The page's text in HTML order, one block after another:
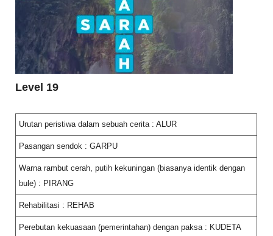
Level 19
Urutan peristiwa dalam sebuah cerita : ALUR
Pasangan sendok : GARPU
Warna rambut cerah, putih kekuningan (biasanya identik dengan
bule) : PIRANG
Rehabilitasi : REHAB
Perebutan kekuasaan (pemerintahan) dengan paksa : KUDETA